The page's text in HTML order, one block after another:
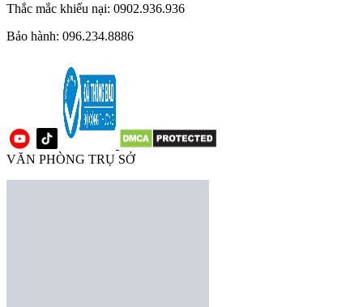
Thắc mắc khiếu nại: 0902.936.936
Bảo hành: 096.234.8886
VĂN PHÒNG TRỤ SỞ